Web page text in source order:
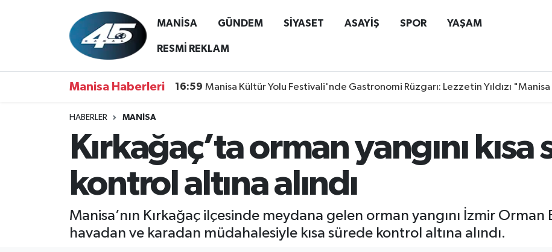
MANİSA GÜNDEM SİYASET ASAYİŞ SPOR YAŞAM
RESMİ REKLAM
Manisa Haberleri 16:59 Manisa Kültür Yolu Festivali'nde Gastronomi Rüzgarı: Lezzetin Yıldızı
HABERLER MANİSA
Kırkağaç’ta orman yangını kısa
kontrol altına alındı
Manisa’nın Kırkağaç ilçesinde meydana gelen orman yangını İzmir
havadan ve karadan müdahalesiyle kısa sürede kontrol altına alındı.
MANİSA
RESMİ REKLAM
Hava Durumu
Tüm Manşetler
Son Dakika Haberleri